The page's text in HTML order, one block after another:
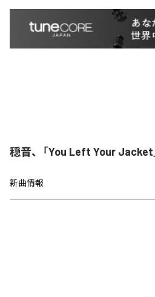
穏音、「You Left Your Jacket
新曲情報